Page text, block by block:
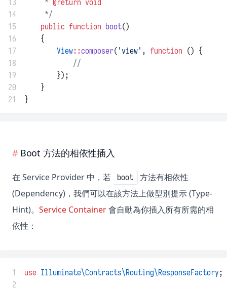
13
     *
@return void
14
     */
15
public function boot()
16
    {
17
View::composer( 'view' , function () {
18
//
19
        });
20
    }
21
}
Boot 方法的相依性插入
在 Service Provider 中，若 boot
方法有相依性
(Dependency)，我們可以在該方法上做型別提示 (Type-
Hint)。 Service Container會自動為你插入所有所需的相
依性：
1 use Illuminate\Contracts\Routing\ResponseFactory;
2